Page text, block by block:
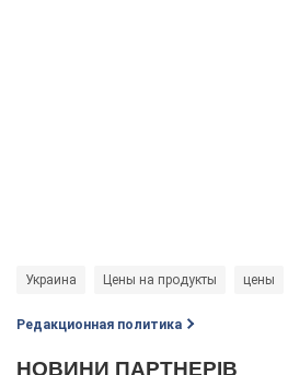
Украина Цены на продукты цены
Редакционная политика